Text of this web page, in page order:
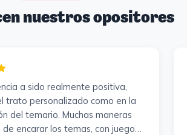
nuestros opositores
a sido realmente positiva,
trato personalizado como en la
del temario. Muchas maneras
encarar los temas, con juegos ,